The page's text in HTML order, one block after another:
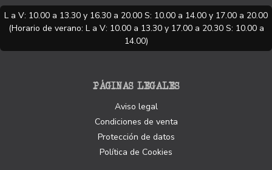
L a V: 10.00 a 13.30 y 16.30 a 20.00 S: 10.00 a 14.00 y 17.00 a 20.00
(Horario de verano: L a V: 10.00 a 13.30 y 17.00 a 20.30 S: 10.00 a
14.00)
PÁGINAS LEGALES
Aviso legal
Condiciones de venta
Protección de datos
Política de Cookies